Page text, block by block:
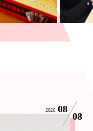
2026 08
08